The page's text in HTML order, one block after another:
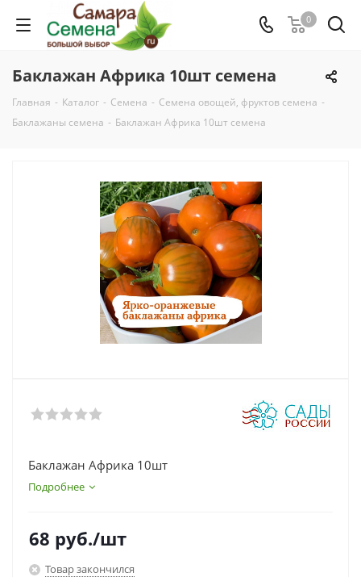
0
Баклажан Африка 10шт семена
Главная - Каталог - Семена - Семена овощей, фруктов семена -
Баклажаны семена - Баклажан Африка 10шт семена
Баклажан Африка 10шт
Подробнее
68 руб./шт
Товар закончился